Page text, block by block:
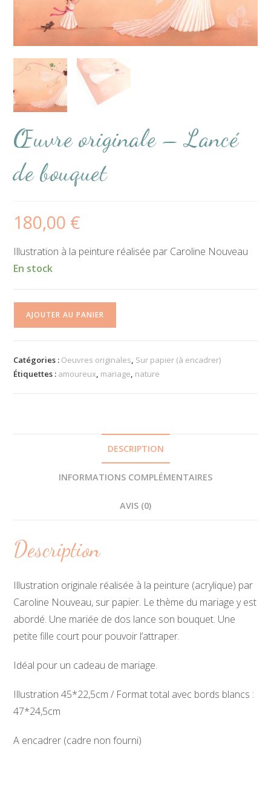
Œuvre originale – Lancé
de bouquet
180,00 €
Illustration à la peinture réalisée par Caroline Nouveau
En stock
-
AJOUTER AU PANIER
Catégories : Oeuvres originales, Sur papier (à encadrer)
Étiquettes : amoureux, mariage, nature
DESCRIPTION
INFORMATIONS COMPLÉMENTAIRES
AVIS (0)
Description
Illustration originale réalisée à la peinture (acrylique) par
Caroline Nouveau, sur papier. Le thème du mariage y est
abordé. Une mariée de dos lance son bouquet. Une
petite fille court pour pouvoir l’attraper.
Idéal pour un cadeau de mariage.
Illustration 45*22,5cm / Format total avec bords blancs :
47*24,5cm
A encadrer (cadre non fourni)